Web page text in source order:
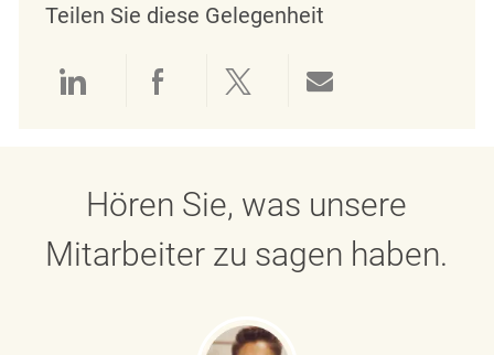
Teilen Sie diese Gelegenheit
Über LinkedIn teilen
Über Facebook teilen
Über Twitter teilen
Hören Sie, was unsere
Mitarbeiter zu sagen haben.